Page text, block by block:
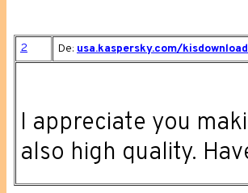
2 De: usa.kaspersky.com/kisdownload
I appreciate you
also high quality.